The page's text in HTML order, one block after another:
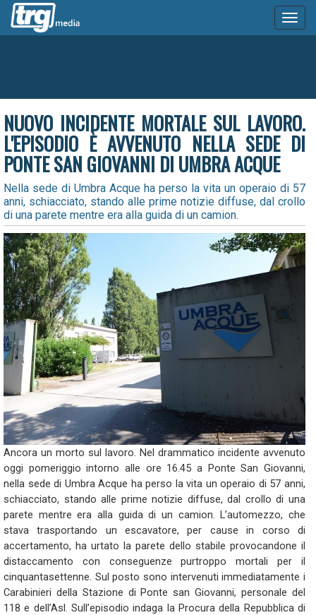
NUOVO INCIDENTE MORTALE SUL LAVORO.
L'EPISODIO È AVVENUTO NELLA SEDE DI
PONTE SAN GIOVANNI DI UMBRA ACQUE
Nella sede di Umbra Acque ha perso la vita un operaio di 57
anni, schiacciato, stando alle prime notizie diffuse, dal crollo
di una parete mentre era alla guida di un camion.
Ancora un morto sul lavoro. Nel drammatico incidente avvenuto
oggi pomeriggio intorno alle ore 16.45 a Ponte San Giovanni,
nella sede di Umbra Acque ha perso la vita un operaio di 57 anni,
schiacciato, stando alle prime notizie diffuse, dal crollo di una
parete mentre era alla guida di un camion. L’automezzo, che
stava trasportando un escavatore, per cause in corso di
accertamento, ha urtato la parete dello stabile provocandone il
distaccamento con conseguenze purtroppo mortali per il
cinquantasettenne. Sul posto sono intervenuti immediatamente i
Carabinieri della Stazione di Ponte san Giovanni, personale del
118 e dell’Asl. Sull’episodio indaga la Procura della Repubblica di